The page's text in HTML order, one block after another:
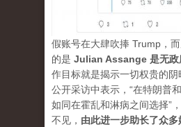
假账号在大肆吹捧 Trump，
的是 Julian Assange 是无政
作目标就是揭示一切权贵的
公开采访中表示，“在特朗普
如同在霍乱和淋病之间选择”
不见， 由此进一步助长了众